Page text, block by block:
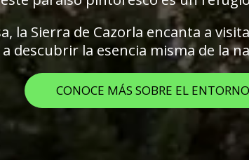
la Sierra de Cazorla encanta a
descubrir la esencia misma de la
CONOCE MÁS SOBRE EL